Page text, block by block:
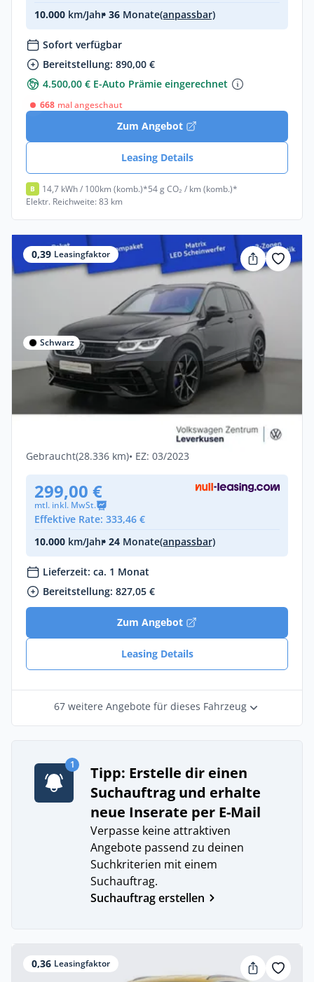
10.000 km/Jahr• 36 Monate(anpassbar)
Sofort verfügbar
Bereitstellung: 890,00 €
4.500,00 € E-Auto Prämie eingerechnet
668 mal angeschaut
Zum Angebot
Leasing Details
B 14,7 kWh / 100km (komb.)*54 g CO₂ / km (komb.)*
Elektr. Reichweite: 83 km
0,39 Leasingfaktor
Schwarz
Privat & Gewerbe
Volkswagen Tiguan R PANO MATRIX
320 PS (235 kW)
Gebraucht(28.336 km)• EZ: 03/2023
299,00 €
mtl. inkl. MwSt.
Effektive Rate: 333,46 €
10.000 km/Jahr• 24 Monate(anpassbar)
Lieferzeit: ca. 1 Monat
Bereitstellung: 827,05 €
Zum Angebot
Leasing Details
67 weitere Angebote für dieses Fahrzeug
1
Tipp: Erstelle dir einen
Suchauftrag und erhalte
neue Inserate per E-Mail
Verpasse keine attraktiven
Angebote passend zu deinen
Suchkriterien mit einem
Suchauftrag.
Suchauftrag erstellen
0,36 Leasingfaktor